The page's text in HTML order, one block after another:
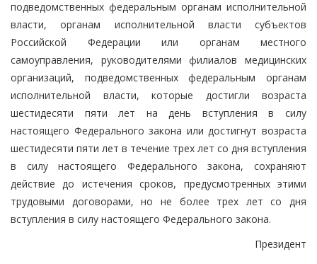
подведомственных федеральным органам исполнительной
власти, органам исполнительной власти субъектов
Российской Федерации или органам местного
самоуправления, руководителями филиалов медицинских
организаций, подведомственных федеральным органам
исполнительной власти, которые достигли возраста
шестидесяти пяти лет на день вступления в силу
настоящего Федерального закона или достигнут возраста
шестидесяти пяти лет в течение трех лет со дня вступления
в силу настоящего Федерального закона, сохраняют
действие до истечения сроков, предусмотренных этими
трудовыми договорами, но не более трех лет со дня
вступления в силу настоящего Федерального закона.
Президент